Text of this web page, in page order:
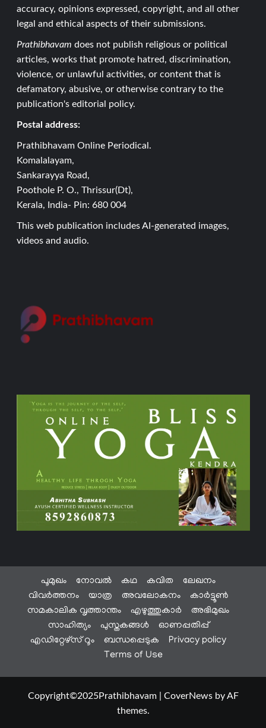
accuracy, opinions expressed, copyright, and all other
legal and ethical aspects of their submissions.
Prathibhavam does not publish religious or political
articles, works that promote hatred, discrimination,
violence, or unlawful activities, or content that is
defamatory, abusive, or otherwise contrary to the
publication's editorial policy.
Postal address:
Prathibhavam Online Periodical.
Komalalayam,
Sankarayya Road,
Poothole P. O., Thrissur(Dt),
Kerala, India- Pin: 680 004
This web publication includes AI-generated images,
videos and audio.
പൂമുഖം നോവൽ കഥ കവിത
ലേഖനം
വിവർത്തനം
യാത്ര അവലോകനം
കാർട്ടൂൺ
സമകാലിക വൃത്താന്തം
എഴുത്തുകാർ
അഭിമുഖം
സാഹിത്യം
പുസ്തകങ്ങൾ
ഓണപ്പതിപ്പ്
എഡിറ്റേഴ്സ് റൂം
ബന്ധപ്പെടുക
Privacy policy
Terms of Use
Copyright©2025Prathibhavam CoverNewsby AF
themes.